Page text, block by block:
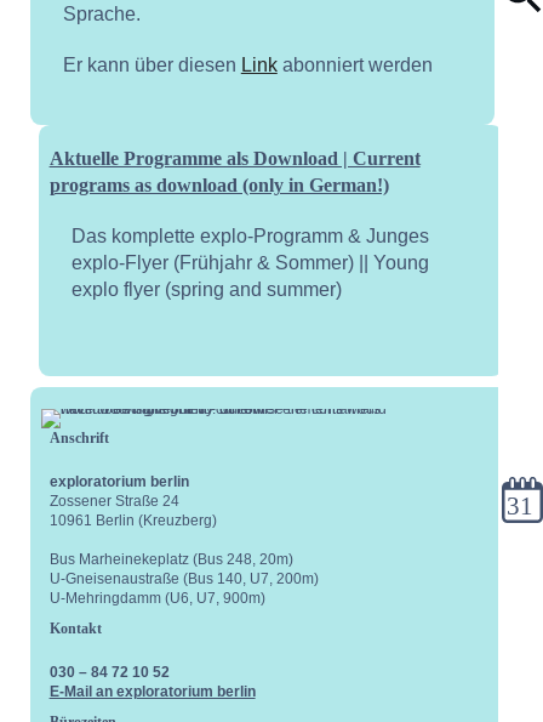
Sprache.
Er kann über diesen Linkabonniert werden
Aktuelle Programme als Download | Current
programs as download (only in German!)
Das komplette explo-Programm & Junges
explo-Flyer (Frühjahr & Sommer) || Young
explo flyer (spring and summer)
Anschrift
exploratorium berlin
Zossener Straße 24
10961 Berlin (Kreuzberg)
Bus Marheinekeplatz (Bus 248, 20m)
U-Gneisenaustraße (Bus 140, U7, 200m)
U-Mehringdamm (U6, U7, 900m)
Kontakt
030 – 84 72 10 52
E-Mail an exploratorium berlin